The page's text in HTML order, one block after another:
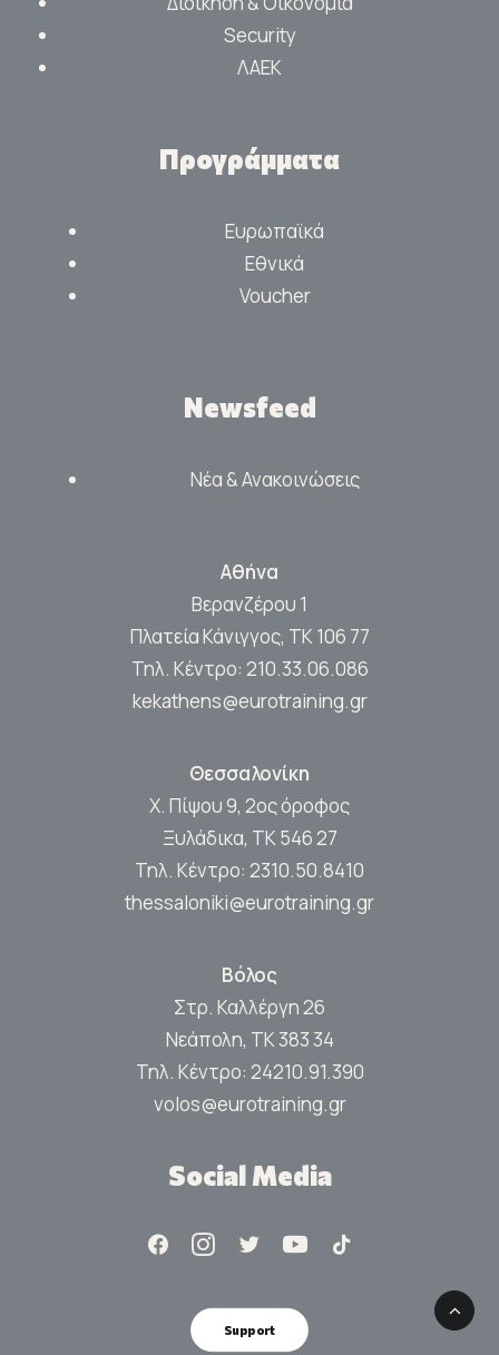
Security
ΛΑΕΚ
Προγράμματα
Ευρωπαϊκά
Εθνικά
Voucher
Newsfeed
Νέα & Ανακοινώσεις
Αθήνα
Βερανζέρου 1
Πλατεία Κάνιγγος, ΤΚ 106 77
Τηλ. Κέντρο: 210.33.06.086
kekathens@eurotraining.gr
Θεσσαλονίκη
Χ. Πίψου 9, 2ος όροφος
Ξυλάδικα, ΤΚ 546 27
Τηλ. Κέντρο: 2310.50.8410
thessaloniki@eurotraining.gr
Βόλος
Στρ. Καλλέργη 26
Νεάπολη, ΤΚ 383 34
Τηλ. Κέντρο: 24210.91.390
volos@eurotraining.gr
Social Media
Support